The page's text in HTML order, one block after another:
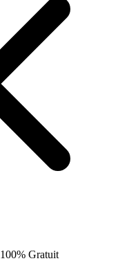
100% Gratuit